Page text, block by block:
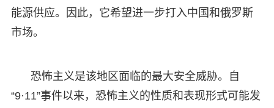
能源供应。因此，它希望进一步打入中国和俄罗斯
市场。
恐怖主义是该地区面临的最大安全威胁。自
“9·11”事件以来，恐怖主义的性质和表现形式可能发